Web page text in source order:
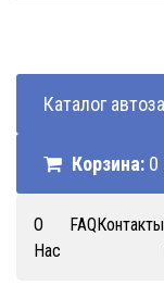
Каталог
Корзина: 0
О
Нас
FAQКонтакты